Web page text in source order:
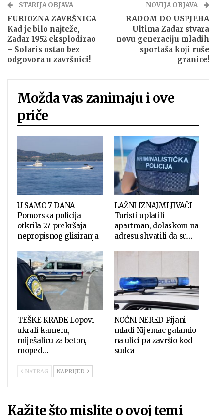
STARIJA OBJAVA
FURIOZNA ZAVRŠNICA
Kad je bilo najteže,
Zadar 1952 eksplodirao
– Solaris ostao bez
odgovora u završnici!
NOVIJA OBJAVA
RADOM DO USPJEHA
Ultima Zadar stvara
novu generaciju mladih
sportaša koji ruše
granice!
Možda vas zanimaju i ove
priče
U SAMO 7 DANA
Pomorska policija
otkrila 27 prekršaja
nepropisnog glisiranja
LAŽNI IZNAJMLJIVAČI
Turisti uplatili
apartman, dolaskom na
adresu shvatili da su…
TEŠKE KRAĐE Lopovi
ukrali kameru,
miješalicu za beton,
moped…
NOĆNI NERED Pijani
mladi Nijemac galamio
na ulici pa završio kod
sudca
NATRAG NAPRIJED
Kažite što mislite o ovoj temi